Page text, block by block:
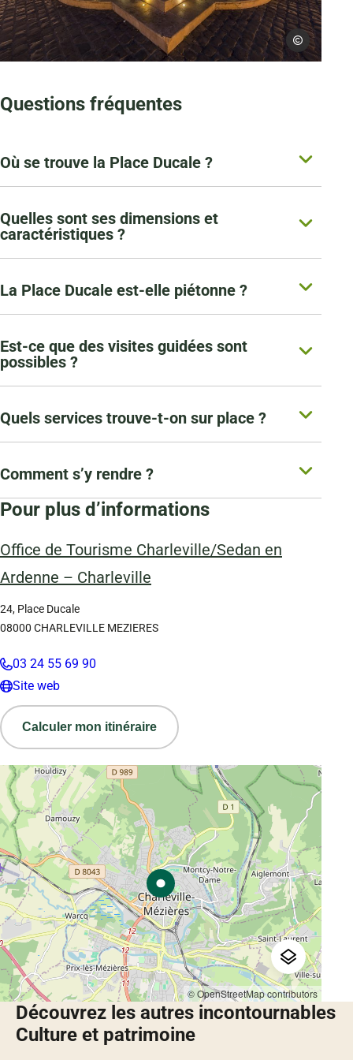
Place Ducale de nuit Charleville-Mézières dans les Ardennes, © David
David Truillard
Questions fréquentes
Où se trouve la Place Ducale ?
Quelles sont ses dimensions et
caractéristiques ?
La Place Ducale est-elle piétonne ?
Est-ce que des visites guidées sont
possibles ?
Quels services trouve-t-on sur place ?
Comment s’y rendre ?
Pour plus d’informations
© OpenStreetMap contributors
Office de Tourisme Charleville/Sedan en
Ardenne – Charleville
24, Place Ducale
08000 CHARLEVILLE MEZIERES
03 24 55 69 90
Site web
Calculer mon itinéraire
Découvrez les autres incontournables
Culture et patrimoine